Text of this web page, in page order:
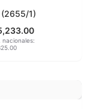
1)
nacionales: